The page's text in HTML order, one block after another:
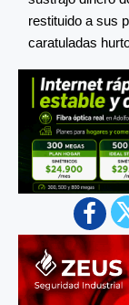
restituido a sus
caratuladas